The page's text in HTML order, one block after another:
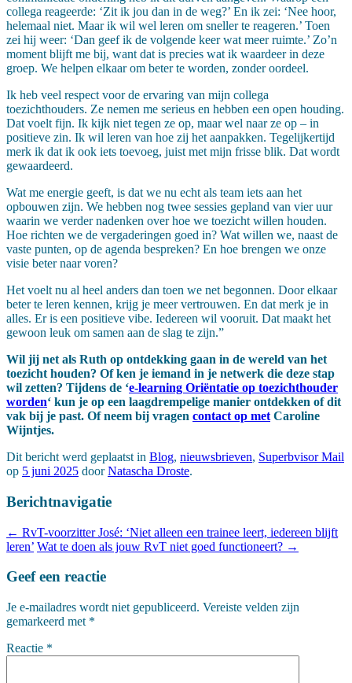
collega reageerde: ‘Zit ik jou dan in de weg?’ En ik zei: ‘Nee hoor,
helemaal niet. Maar ik wil wel leren om sneller te reageren.’ Toen
zei hij weer: ‘Dan geef ik de volgende keer wat meer ruimte.’ Zo’n
moment blijft me bij, want dat is precies wat ik waardeer in deze
groep. We helpen elkaar om beter te worden, zonder oordeel.
Ik heb veel respect voor de ervaring van mijn collega
toezichthouders. Ze nemen me serieus en hebben een open houding.
Dat voelt fijn. Ik kijk niet tegen ze op, maar wel naar ze op – in
positieve zin. Ik wil leren van hoe zij het aanpakken. Tegelijkertijd
merk ik dat ik ook iets toevoeg, juist met mijn frisse blik. Dat wordt
gewaardeerd.
Wat me energie geeft, is dat we nu echt als team iets aan het
opbouwen zijn. We hebben nog twee sessies gepland van vier uur
waarin we verder nadenken over hoe we toezicht willen houden.
Hoe richten we de vergaderingen goed in? Wat willen we, naast de
vaste punten, op de agenda bespreken? En hoe brengen we onze
visie beter naar voren?
Het voelt nu al heel anders dan toen we net begonnen. Door elkaar
beter te leren kennen, krijg je meer vertrouwen. En dat merk je in
alles. Er is een positieve vibe. Iedereen wil vooruit. Dat maakt het
gewoon leuk om samen aan de slag te zijn.”
Wil jij net als Ruth op ontdekking gaan in de wereld van het
toezicht houden? Of ken je iemand in je netwerk die deze stap
wil zetten? Tijdens de ‘e-learning Oriëntatie op toezichthouder
worden‘ kun je op een laagdrempelige manier ontdekken of dit
vak bij je past. Of neem bij vragen contact op met Caroline
Wijntjes.
Dit bericht werd geplaatst in Blog, nieuwsbrieven, Superbvisor Mail
op 5 juni 2025 doorNatascha Droste.
Berichtnavigatie
← RvT-voorzitter José: ‘Niet alleen een trainee leert, iedereen blijft
leren’ Wat te doen als jouw RvT niet goed functioneert? →
Geef een reactie
Je e-mailadres wordt niet gepubliceerd. Vereiste velden zijn
gemarkeerd met *
Reactie *